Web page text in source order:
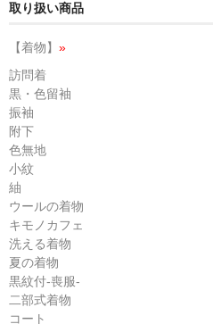
取り扱い商品
【着物】 »
訪問着
黒・色留袖
振袖
附下
色無地
小紋
紬
ウールの着物
キモノカフェ
洗える着物
夏の着物
黒紋付-喪服-
二部式着物
コート